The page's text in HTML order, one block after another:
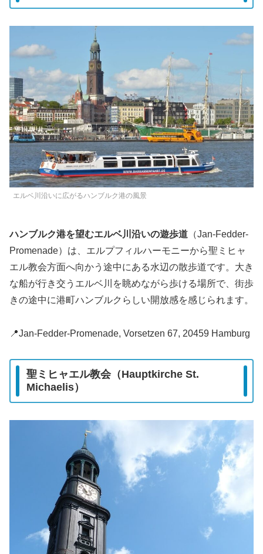
エルベ川沿いに広がるハンブルク港の風景
ハンブルク港を望むエルベ川沿いの遊歩道 （Jan-Fedder-
Promenade）は、エルプフィルハーモニーから聖ミヒャ
エル教会方面へ向かう途中にある水辺の散歩道です。大き
な船が行き交うエルベ川を眺めながら歩ける場所で、街歩
きの途中に港町ハンブルクらしい開放感を感じられます。
📍Jan-Fedder-Promenade, Vorsetzen 67, 20459 Hamburg
聖ミヒャエル教会（Hauptkirche St.
Michaelis）